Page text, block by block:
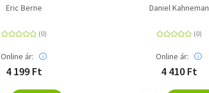
Eric Berne
Online ár:
4 199 Ft
Daniel Kahneman
Online ár:
4 410 Ft